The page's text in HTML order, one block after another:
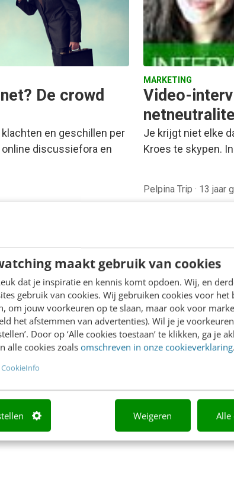
maakt gebruik van cookies
dat je inspiratie en kennis komt opdoen. Wij, en
gebruik van cookies. Wij gebruiken cookies voor het
om jouw voorkeuren op te slaan, maar ook voor
het afstemmen van advertenties). Wil je je
Door op ‘Alle cookies toestaan’ te klikken, ga je
alle cookies zoalsomschreven in onze cookieverklaring.
Weigeren Alle
De crowd
en geschillen per
online discussiefora en
MARKETING
Video-
Je krijgt niet elke
Kroes te skypen.
Pelpina Trip · 13 jaar